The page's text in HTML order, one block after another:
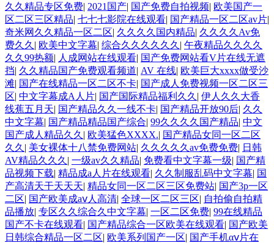
久久精品专区免费| 2021国产| 国产免费自拍视频| 欧美国产一
区二区三区精品| 七七七影院在线观看| 国产精品一区二区av片|
奇米网久久精品一区二区| 久久久久国内精品| 久久久久Av免
费久久 | 欧美中文字幕| 综合久久久久久久 | 午夜精品久久久久
久久99热额| 人成网站在线观看| 国产免费网站看V片在线无遮
挡| 久久精品国产免费观看频道| AV 在线| 欧美巨大xxxx做受沙
滩| 国产在线精品一区二区不卡| 国产成人免费视频一区二区三
区| 中文字幕成A人片| 国产国际精品福利久久 | 伊人久久大香
线蕉五月天| 国产精品久久一线不卡| 国产精品开放90后| 久久
中文字幕| 国产精品精品国产综合| 99久久久久国产精品| 中文
国产成人精品久久 | 欧美猛色XXXX.| 国产精品女同一区二区
久久 | 美女裸体十八禁免费网站| 久久久久久av免费免费| 日韩
AV精品久久久 | 一级av久久精品| 免费看中文字幕一级| 国产精
品视频下载| 精品成a人片在线观看| 久久制服乱码中文字幕| 国
产高清天干天天天| 精品女同一区二区三区免费站| 国产3p一区
二区| 国产欧美成aⅴ人高清| 全球一区二区三区| 自拍偷自拍精
品播放| 专区久久综合久中文字幕| 一区二区免费| 99在线精品
国产不卡在线观看| 国产精品综合一区欧美在线观看| 国产欧美
日韩综合精品一区二区| 欧美系列国产一区| 国产手机αⅴ片在